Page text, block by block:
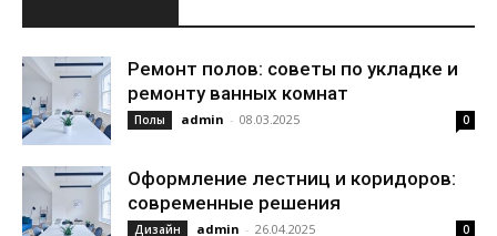
Ремонт полов: советы по укладке и
ремонту ванных комнат
Полы admin - 08.03.2025 0
Оформление лестниц и коридоров:
современные решения
Дизайн admin - 26.04.2025 0